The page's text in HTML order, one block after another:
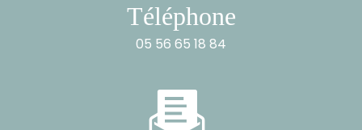
Téléphone
05 56 65 18 84